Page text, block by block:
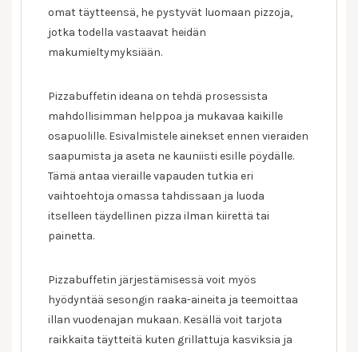
omat täytteensä, he pystyvät luomaan pizzoja,
jotka todella vastaavat heidän
makumieltymyksiään.
Pizzabuffetin ideana on tehdä prosessista
mahdollisimman helppoa ja mukavaa kaikille
osapuolille. Esivalmistele ainekset ennen vieraiden
saapumista ja aseta ne kauniisti esille pöydälle.
Tämä antaa vieraille vapauden tutkia eri
vaihtoehtoja omassa tahdissaan ja luoda
itselleen täydellinen pizza ilman kiirettä tai
painetta.
Pizzabuffetin järjestämisessä voit myös
hyödyntää sesongin raaka-aineita ja teemoittaa
illan vuodenajan mukaan. Kesällä voit tarjota
raikkaita täytteitä kuten grillattuja kasviksia ja